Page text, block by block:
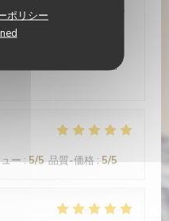
ポリシーtraditionnels variés
souriant et
qualité-prix. Nous
d'activité de la
successeurs de la
ー:5/5 品質-価格:5/5